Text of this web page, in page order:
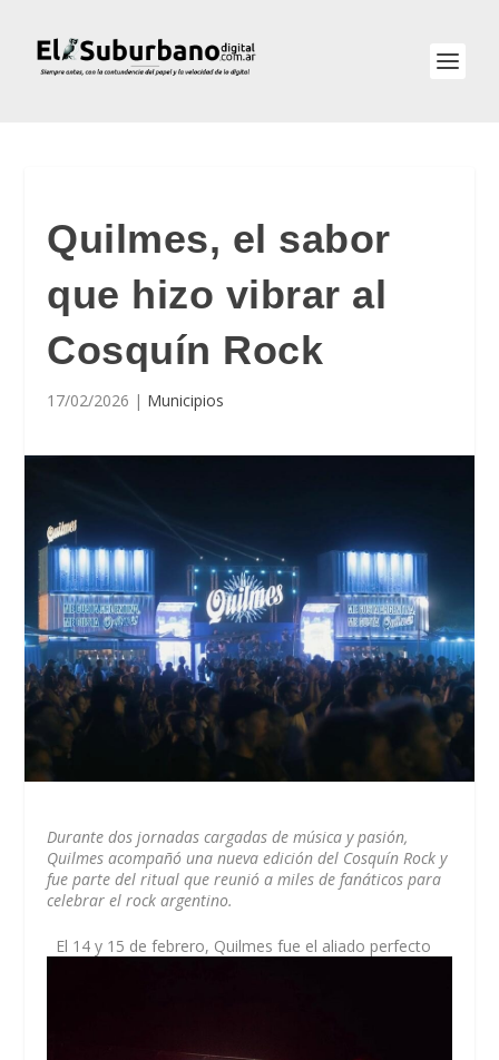
Quilmes, el sabor
que hizo vibrar al
Cosquín Rock
17/02/2026 | Municipios
Durante dos jornadas cargadas de música y pasión,
Quilmes acompañó una nueva edición del Cosquín Rock y
fue parte del ritual que reunió a miles de fanáticos para
celebrar el rock argentino.
El 14 y 15 de febrero, Quilmes fue el aliado perfecto